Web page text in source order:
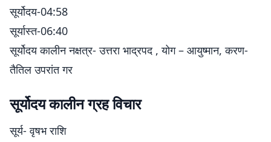
सूर्योदय-04:58
सूर्यास्त-06:40
सूर्योदय कालीन नक्षत्र- उत्तरा भाद्रपद , योग – आयुष्मान, करण-
तैतिल उपरांत गर
सूर्योदय कालीन ग्रह विचार
सूर्य- वृषभ राशि